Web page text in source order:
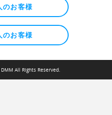
のお客様
のお客様
All Rights Reserved.